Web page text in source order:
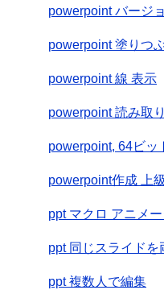
powerpoint バージ
powerpoint 塗りつ
powerpoint 線 表示
powerpoint 読み取
powerpoint, 64ビッ
powerpoint作成 上級
ppt マクロ アニメ
ppt 同じスライドを
ppt 複数人で編集